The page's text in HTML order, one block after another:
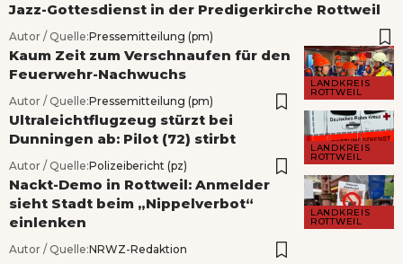
Jazz-Gottesdienst in der Predigerkirche Rottweil
Autor / Quelle:Pressemitteilung (pm)
LANDKREIS
ROTTWEIL
Kaum Zeit zum Verschnaufen für den
Feuerwehr-Nachwuchs
Autor / Quelle:Pressemitteilung (pm)
LANDKREIS
ROTTWEIL
Ultraleichtflugzeug stürzt bei
Dunningen ab: Pilot (72) stirbt
Autor / Quelle:Polizeibericht (pz)
LANDKREIS
ROTTWEIL
Nackt-Demo in Rottweil: Anmelder
sieht Stadt beim „Nippelverbot“
einlenken
Autor / Quelle:NRWZ-Redaktion